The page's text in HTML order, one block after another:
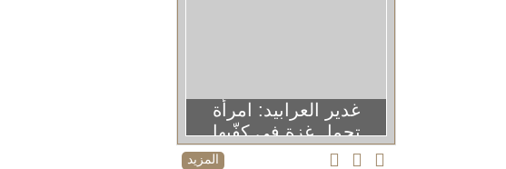
غدير العرابيد: امرأة
تحمل غزة في كفّيها
المزيد